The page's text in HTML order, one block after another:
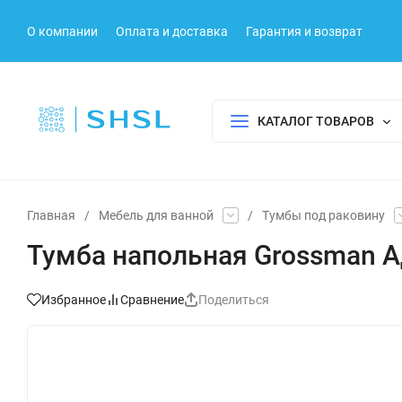
О компании Оплата и доставка Гарантия и возврат
КАТАЛОГ ТОВАРОВ
Главная / Мебель для ванной / Тумбы под раковину
Тумба напольная Grossman
Избранное Сравнение Поделиться